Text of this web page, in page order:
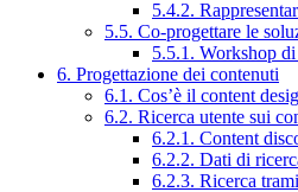
5.4.2.
5.5. Co-progettare le
5.5.1. Workshop
6. Progettazione dei contenuti
6.1. Cos’è il content
6.2. Ricerca utente sui
6.2.1. Content
6.2.2. Dati di
6.2.3. Ricerca